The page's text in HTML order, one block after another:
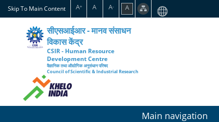
Skip
to
content
Skip To Main Content A+ A A- A
सीएसआईआर - मानव संसाधन
विकास केंद्र
CSIR - Human Resource
Development Centre
वैज्ञानिक तथा औद्योगिक अनुसंधान परिषद
Council of Scientific & Industrial Research
Main navigation